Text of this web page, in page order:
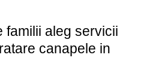
familii aleg servicii
canapele in